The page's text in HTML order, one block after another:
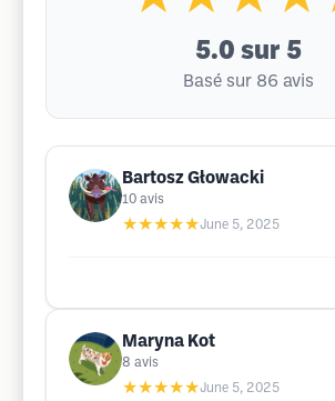
5.0 sur 5
Basé sur 86 avis
Bartosz Głowacki
10 avis
★★★★★June 5, 2025
Maryna Kot
8 avis
★★★★★June 5, 2025